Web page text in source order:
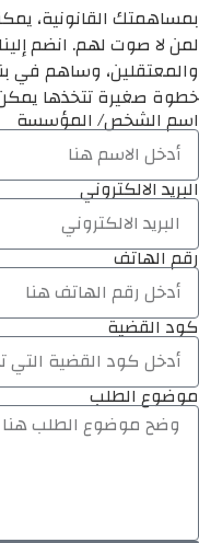
بمساهمتك القانونية،
لمن لا صوت لهم. انضم
والمعتقلين، وساهم في
خطوة صغيرة تتخذها يمكن
اسم الشخص/ المؤسسة
البريد الالكتروني
رقم الهاتف
كود القضية
موضوع الطلب